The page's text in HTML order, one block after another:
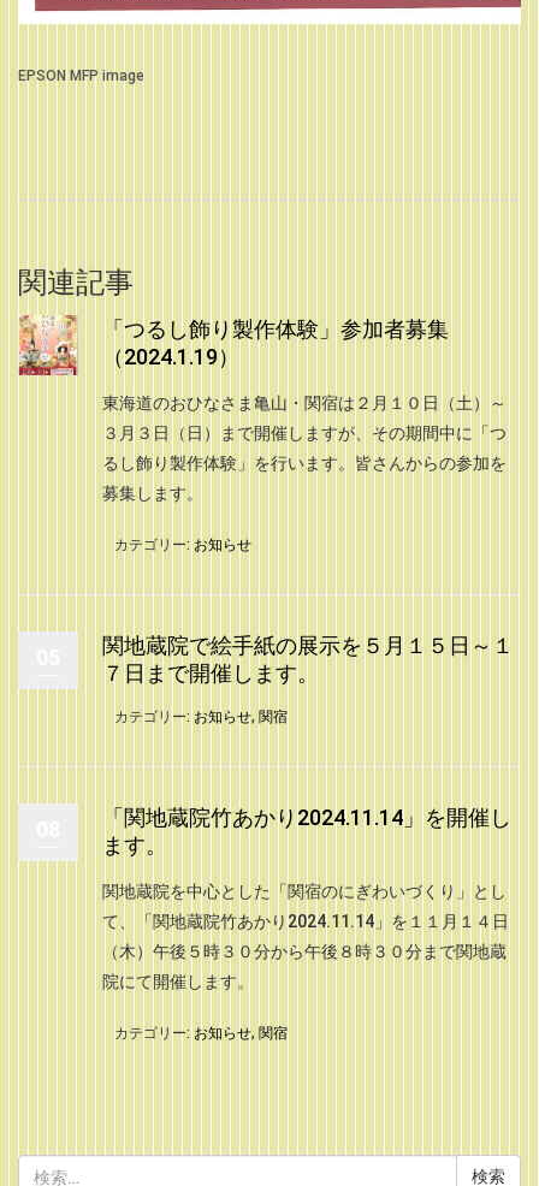
EPSON MFP image
関連記事
「つるし飾り製作体験」参加者募集
（2024.1.19）
東海道のおひなさま亀山・関宿は２月１０日（土）～
３月３日（日）まで開催しますが、その期間中に「つ
るし飾り製作体験」を行います。皆さんからの参加を
募集します。
カテゴリー: お知らせ
関地蔵院で絵手紙の展示を５月１５日～１
７日まで開催します。
カテゴリー: お知らせ, 関宿
「関地蔵院竹あかり2024.11.14」を開催し
ます。
関地蔵院を中心とした「関宿のにぎわいづくり」とし
て、「関地蔵院竹あかり2024.11.14」を１１月１４日
（木）午後５時３０分から午後８時３０分まで関地蔵
院にて開催します。
カテゴリー: お知らせ, 関宿